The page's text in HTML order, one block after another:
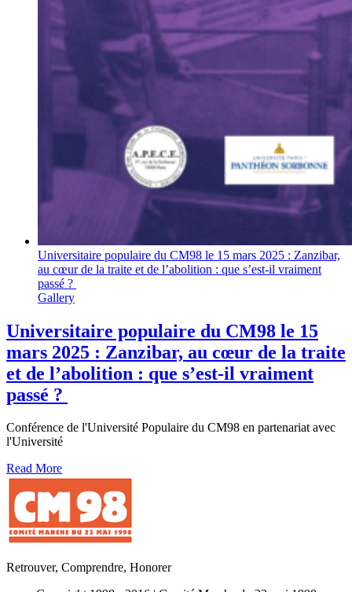
Universitaire populaire du CM98 le 15 mars 2025 : Zanzibar,
au cœur de la traite et de l’abolition : que s’est-il vraiment
passé ?
Gallery
Universitaire populaire du CM98 le 15
mars 2025 : Zanzibar, au cœur de la traite
et de l’abolition : que s’est-il vraiment
passé ?
Conférence de l'Université Populaire du CM98 en partenariat avec
l'Université
Read More
Retrouver, Comprendre, Honorer